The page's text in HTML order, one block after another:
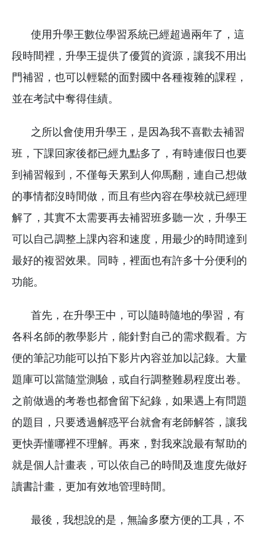
使用升學王數位學習系統已經超過兩年了，這
段時間裡，升學王提供了優質的資源，讓我不用出
門補習，也可以輕鬆的面對國中各種複雜的課程，
並在考試中奪得佳績。
之所以會使用升學王，是因為我不喜歡去補習
班，下課回家後都已經九點多了，有時連假日也要
到補習報到，不僅每天累到人仰馬翻，連自己想做
的事情都沒時間做，而且有些內容在學校就已經理
解了，其實不太需要再去補習班多聽一次，升學王
可以自己調整上課內容和速度，用最少的時間達到
最好的複習效果。同時，裡面也有許多十分便利的
功能。
首先，在升學王中，可以隨時隨地的學習，有
各科名師的教學影片，能針對自己的需求觀看。方
便的筆記功能可以拍下影片內容並加以記錄。大量
題庫可以當隨堂測驗，或自行調整難易程度出卷。
之前做過的考卷也都會留下紀錄，如果遇上有問題
的題目，只要透過解惑平台就會有老師解答，讓我
更快弄懂哪裡不理解。再來，對我來說最有幫助的
就是個人計畫表，可以依自己的時間及進度先做好
讀書計畫，更加有效地管理時間。
最後，我想說的是，無論多麼方便的工具，不